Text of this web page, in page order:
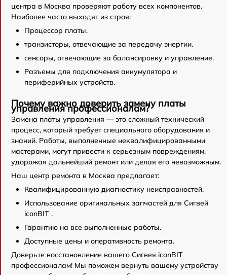
центра в Москва проверяют работу всех компонентов.
Наиболее часто выходят из строя:
Процессор платы.
транзисторы, отвечающие за передачу энергии.
сенсоры, отвечающие за балансировку и управление.
Разъемы для подключения аккумулятора и
периферийных устройств.
Почему важно доверить замену платы
управления профессионалам?
Замена платы управления — это сложный технический
процесс, который требует специального оборудования и
знаний. Работы, выполненные неквалифицированными
мастерами, могут привести к серьезным повреждениям,
удорожая дальнейший ремонт или делая его невозможным.
Наш центр ремонта в Москва предлагает:
Квалифицированную диагностику неисправностей.
Использование оригинальных запчастей для Сигвей
iconBIT .
Гарантию на все выполненные работы.
Доступные цены и оперативность ремонта.
Доверьте восстановление вашего Сигвея iconBIT
профессионалам! Мы поможем вернуть вашему устройству